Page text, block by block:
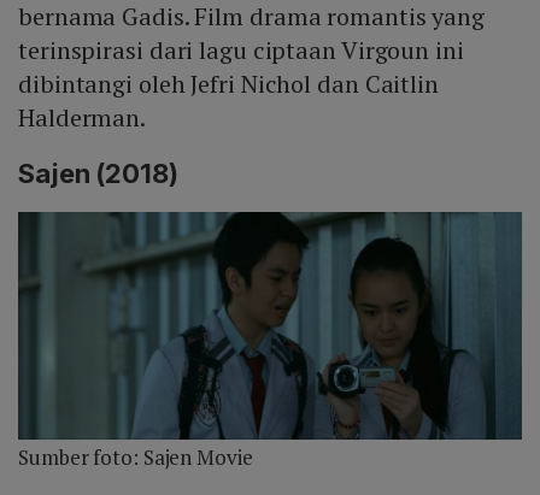
bernama Gadis. Film drama romantis yang
terinspirasi dari lagu ciptaan Virgoun ini
dibintangi oleh Jefri Nichol dan Caitlin
Halderman.
Sajen (2018)
Sumber foto: Sajen Movie